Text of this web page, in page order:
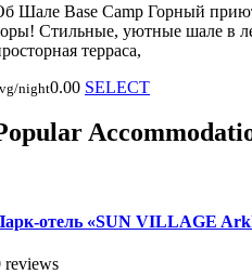
Шале Base Camp Горный
Стильные, уютные шале в
терраса,
night0.00 SELECT
отель «SUN VILLAGE
reviews